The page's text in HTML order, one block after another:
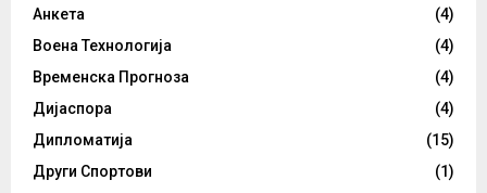
Анкета
(4)
Воена Технологија
(4)
Временска Прогноза
(4)
Дијаспора
(4)
Дипломатија
(15)
Други Спортови
(1)